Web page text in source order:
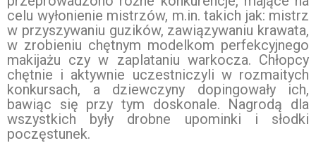
celu wyłonienie mistrzów, m.in. takich jak: mistrz
w przyszywaniu guzików, zawiązywaniu krawata,
w zrobieniu chętnym modelkom perfekcyjnego
makijażu czy w zaplataniu warkocza. Chłopcy
chętnie i aktywnie uczestniczyli w rozmaitych
konkursach, a dziewczyny dopingowały ich,
bawiąc się przy tym doskonale. Nagrodą dla
wszystkich były drobne upominki i słodki
poczęstunek.